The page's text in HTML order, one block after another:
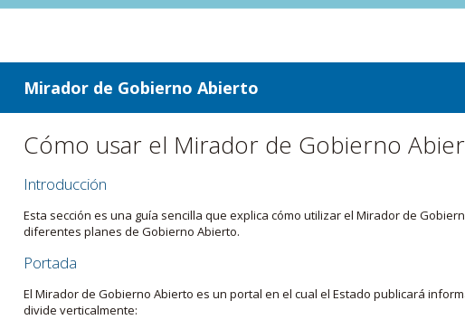
ir a contenido
ir al menú
Mirador de Gobierno Abierto
Cómo usar el Mirador de Gobierno
Introducción
Esta sección es una guía sencilla que explica cómo utilizar el Mirador de
diferentes planes de Gobierno Abierto.
Portada
El Mirador de Gobierno Abierto es un portal en el cual el Estado publicará
divide verticalmente: